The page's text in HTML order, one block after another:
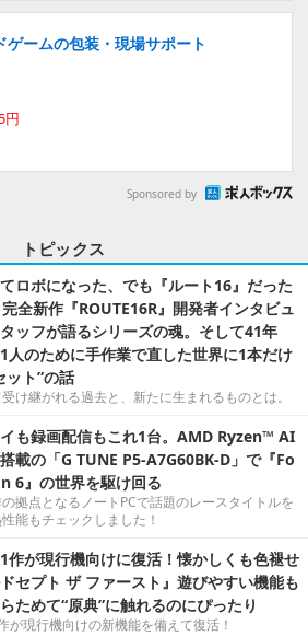
ゲームの包装・現場サポート
円
Sponsored by
トピックス
ロボになった、でも『ルート16』だった
全新作『ROUTE16R』開発者インタビュ
ッフが語るシリーズの魂。そして41年
人のために手作業で直した世界に1本だけ
ット”の話
け継がれる過去と、新たに生まれるものとは。
も録画配信もこれ1台。AMD Ryzen™ AI
載の「G TUNE P5-A7G60BK-D」で『Fo
6』の世界を駆け回る
拠点となるノートPCで話題のレースタイトルを
能もチェックしました！
作が現行機向けに復活！懐かしくも色褪せ
セプト ザ ファースト』遊びやすい機能も
ためて“原典”に触れるのにぴったり
が現行機向けの新機能を備えて復活！